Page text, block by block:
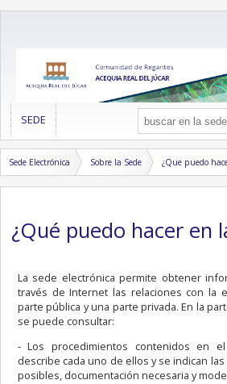
SEDE
Sede Electrónica Sobre la Sede ¿Que puedo
¿Qué puedo hacer en
La sede electrónica permite obtener
través de Internet las relaciones con la
parte pública y una parte privada. En la
se puede consultar:
- Los procedimientos contenidos en
describe cada uno de ellos y se indican
posibles, documentación necesaria y